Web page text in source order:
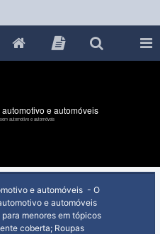
e automóveis
automotivo e automóveis
e automóveis - O
e automóveis
menores em tópicos
coberta; Roupas